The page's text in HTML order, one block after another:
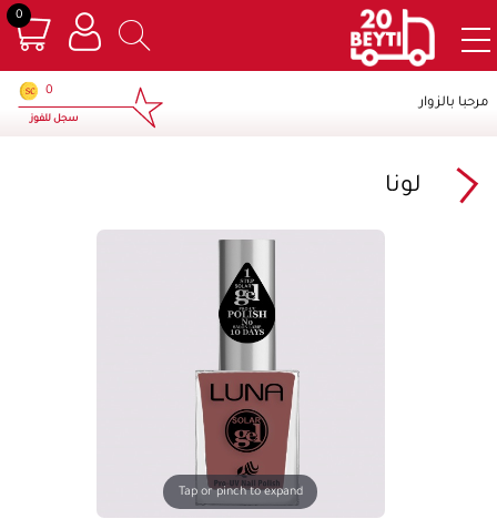
0×
مرحبا بالزوار
0
سجل للفوز
لونا
Tap or pinch to expand